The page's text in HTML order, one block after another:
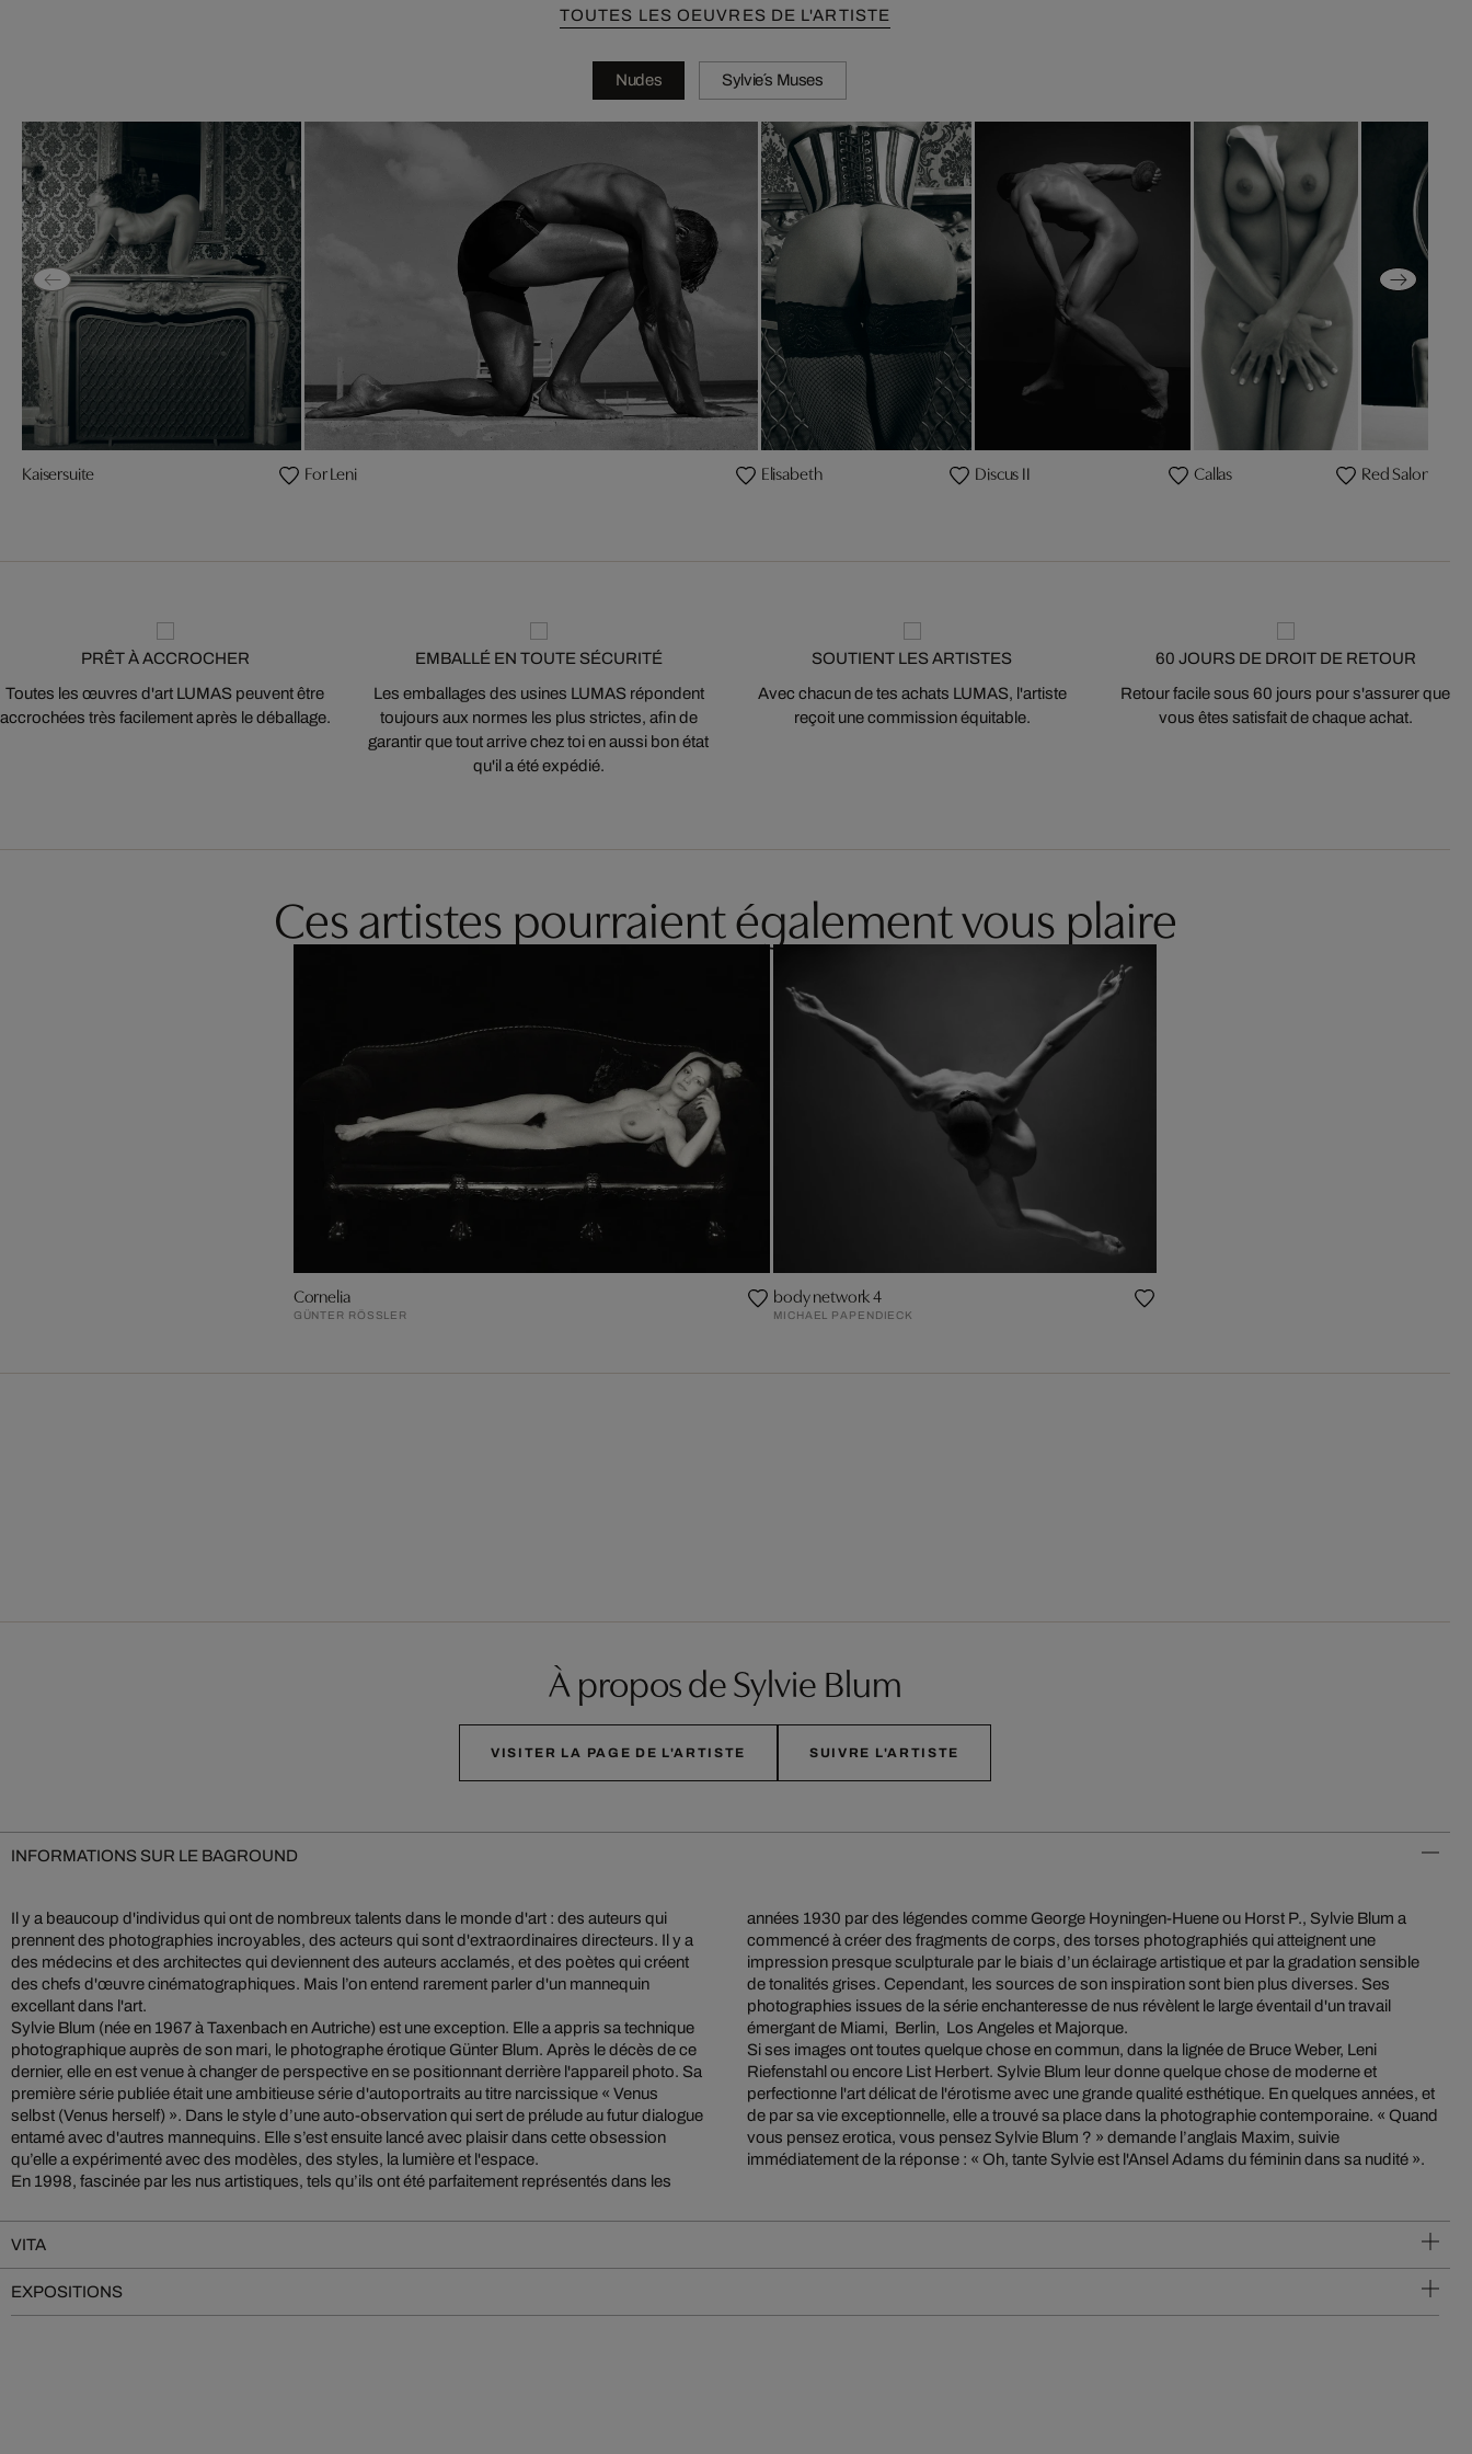
TOUTES LES OEUVRES DE L'ARTISTE
Nudes Sylvie´s Muses
Kaisersuite For Leni Elisabeth Discus II Callas Red Salon II
PRÊT À ACCROCHER
Toutes les œuvres d'art LUMAS peuvent être
accrochées très facilement après le déballage.
EMBALLÉ EN TOUTE SÉCURITÉ
Les emballages des usines LUMAS répondent
toujours aux normes les plus strictes, afin de
garantir que tout arrive chez toi en aussi bon état
qu'il a été expédié.
SOUTIENT LES ARTISTES
Avec chacun de tes achats LUMAS, l'artiste
reçoit une commission équitable.
60 JOURS DE DROIT DE RETOUR
Retour facile sous 60 jours pour s'assurer que
vous êtes satisfait de chaque achat.
Ces artistes pourraient également vous plaire
Cornelia
GÜNTER RÖSSLER
body network 4
MICHAEL PAPENDIECK
À propos de Sylvie Blum
VISITER LA PAGE DE L'ARTISTE SUIVRE L'ARTISTE
INFORMATIONS SUR LE BAGROUND
Il y a beaucoup d'individus qui ont de nombreux talents dans le monde d'art : des auteurs qui
prennent des photographies incroyables, des acteurs qui sont d'extraordinaires directeurs. Il y a
des médecins et des architectes qui deviennent des auteurs acclamés, et des poètes qui créent
des chefs d'œuvre cinématographiques. Mais l’on entend rarement parler d'un mannequin
excellant dans l'art.
Sylvie Blum (née en 1967 à Taxenbach en Autriche) est une exception. Elle a appris sa technique
photographique auprès de son mari, le photographe érotique Günter Blum. Après le décès de ce
dernier, elle en est venue à changer de perspective en se positionnant derrière l'appareil photo. Sa
première série publiée était une ambitieuse série d'autoportraits au titre narcissique « Venus
selbst (Venus herself) ». Dans le style d’une auto-observation qui sert de prélude au futur dialogue
entamé avec d'autres mannequins. Elle s’est ensuite lancé avec plaisir dans cette obsession
qu’elle a expérimenté avec des modèles, des styles, la lumière et l'espace.
En 1998, fascinée par les nus artistiques, tels qu’ils ont été parfaitement représentés dans les
années 1930 par des légendes comme George Hoyningen-Huene ou Horst P., Sylvie Blum a
commencé à créer des fragments de corps, des torses photographiés qui atteignent une
impression presque sculpturale par le biais d’un éclairage artistique et par la gradation sensible
de tonalités grises. Cependant, les sources de son inspiration sont bien plus diverses. Ses
photographies issues de la série enchanteresse de nus révèlent le large éventail d'un travail
émergant de Miami, Berlin, Los Angeles et Majorque.
Si ses images ont toutes quelque chose en commun, dans la lignée de Bruce Weber, Leni
Riefenstahl ou encore List Herbert. Sylvie Blum leur donne quelque chose de moderne et
perfectionne l'art délicat de l'érotisme avec une grande qualité esthétique. En quelques années, et
de par sa vie exceptionnelle, elle a trouvé sa place dans la photographie contemporaine. « Quand
vous pensez erotica, vous pensez Sylvie Blum ? » demande l’anglais Maxim, suivie
immédiatement de la réponse : « Oh, tante Sylvie est l'Ansel Adams du féminin dans sa nudité ».
VITA
EXPOSITIONS